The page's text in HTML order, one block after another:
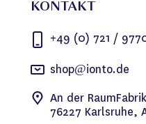
KONTAKT
+49 (0) 721 /
shop@ionto.de
An der
76227 Karlsruhe,